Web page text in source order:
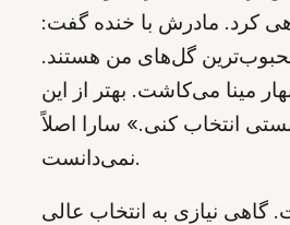
کرد. مادرش با خنده گفت:
گل‌های من هستند.
مینا می‌کاشت. بهتر از این
انتخاب کنی.» سارا اصلاً
نمی‌دانست.
گاهی نیازی به انتخاب عالی